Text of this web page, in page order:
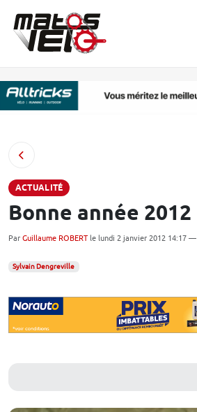
ACTUALITÉ
Bonne année 2012
Par Guillaume ROBERT le lundi 2 janvier 2012 14:17 —
Sylvain Dengreville